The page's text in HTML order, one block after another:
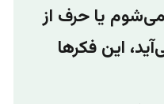
یا حرف از
این فکرها